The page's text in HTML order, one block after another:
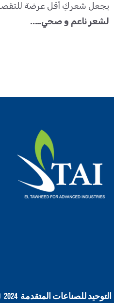
يجعل شعركِ أقل عرضة
لشعر ناعم و صحي…..
التوحيد للصناعات المتقدمة 2024 (جميع حقوق الموقع محفوظة)